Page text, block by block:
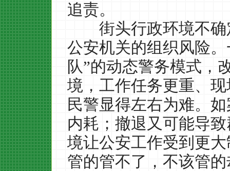
追责。
街头行政环境不确
公安机关的组织风险
队”的动态警务模式，
境，工作任务更重、
民警显得左右为难。
内耗；撤退又可能导
境让公安工作受到更
管的管不了，不该管